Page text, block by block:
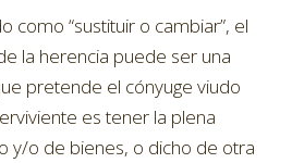
como “sustituir o cambiar”, el
la herencia puede ser una
pretende el cónyuge viudo
es tener la plena
y/o de bienes, o dicho de otra